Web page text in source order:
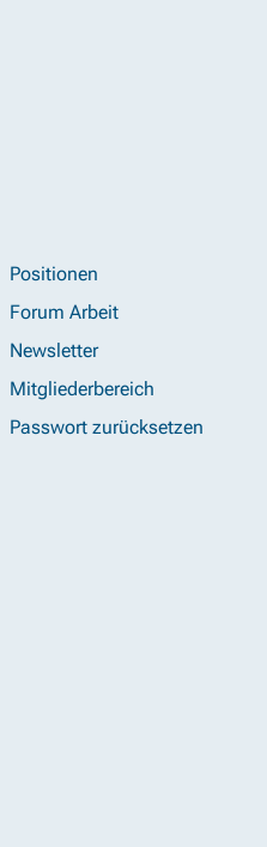
Positionen
Forum Arbeit
Newsletter
Mitgliederbereich
Passwort zurücksetzen